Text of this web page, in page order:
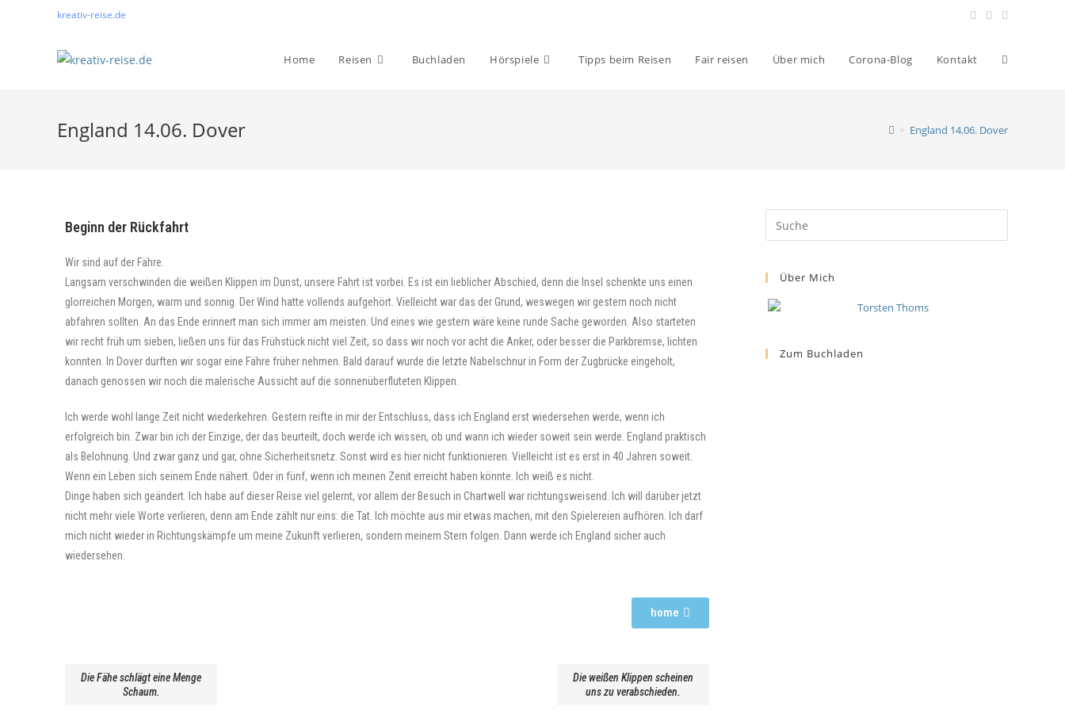
kreativ-reise.de
Home Reisen Buchladen Hörspiele Tipps beim Reisen Fair reisen Über mich Corona-Blog Kontakt
England 14.06. Dover > England 14.06. Dover
Beginn der Rückfahrt
Wir sind auf der Fähre.
Langsam verschwinden die weißen Klippen im Dunst, unsere Fahrt ist vorbei. Es ist ein lieblicher Abschied, denn die Insel schenkte uns einen
glorreichen Morgen, warm und sonnig. Der Wind hatte vollends aufgehört. Vielleicht war das der Grund, weswegen wir gestern noch nicht
abfahren sollten. An das Ende erinnert man sich immer am meisten. Und eines wie gestern wäre keine runde Sache geworden. Also starteten
wir recht früh um sieben, ließen uns für das Frühstück nicht viel Zeit, so dass wir noch vor acht die Anker, oder besser die Parkbremse, lichten
konnten. In Dover durften wir sogar eine Fähre früher nehmen. Bald darauf wurde die letzte Nabelschnur in Form der Zugbrücke eingeholt,
danach genossen wir noch die malerische Aussicht auf die sonnenüberfluteten Klippen.
Ich werde wohl lange Zeit nicht wiederkehren. Gestern reifte in mir der Entschluss, dass ich England erst wiedersehen werde, wenn ich
erfolgreich bin. Zwar bin ich der Einzige, der das beurteilt, doch werde ich wissen, ob und wann ich wieder soweit sein werde. England praktisch
als Belohnung. Und zwar ganz und gar, ohne Sicherheitsnetz. Sonst wird es hier nicht funktionieren. Vielleicht ist es erst in 40 Jahren soweit.
Wenn ein Leben sich seinem Ende nähert. Oder in fünf, wenn ich meinen Zenit erreicht haben könnte. Ich weiß es nicht.
Dinge haben sich geändert. Ich habe auf dieser Reise viel gelernt, vor allem der Besuch in Chartwell war richtungsweisend. Ich will darüber jetzt
nicht mehr viele Worte verlieren, denn am Ende zählt nur eins: die Tat. Ich möchte aus mir etwas machen, mit den Spielereien aufhören. Ich darf
mich nicht wieder in Richtungskämpfe um meine Zukunft verlieren, sondern meinem Stern folgen. Dann werde ich England sicher auch
wiedersehen.
home
Die Fähe schlägt eine Menge
Schaum.
Die weißen Klippen scheinen
uns zu verabschieden.
Über Mich
Zum Buchladen